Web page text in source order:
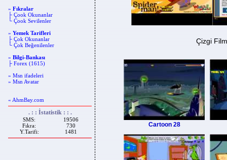
»Fıkralar
├ Çook Okunanlar
└ Çook Sevilenler
»Yemek Tarifleri
├ Çok Okunanlar
└ Çok Beğenilenler
»Bilgi-Bankası
├ Forex (1615)
» Msn ifadeleri
» Msn Avatar
« AhmBay.com
. : : İstatistik : : .
SMS:
19506
Fıkra:
730
Y.Tarifi:
1481
Çizgi
Cartoon 28